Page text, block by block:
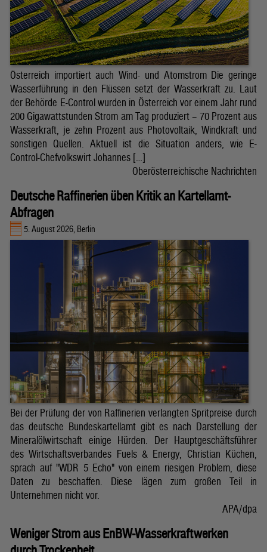
Österreich importiert auch Wind- und Atomstrom Die geringe
Wasserführung in den Flüssen setzt der Wasserkraft zu. Laut
der Behörde E-Control wurden in Österreich vor einem Jahr rund
200 Gigawattstunden Strom am Tag produziert – 70 Prozent aus
Wasserkraft, je zehn Prozent aus Photovoltaik, Windkraft und
sonstigen Quellen. Aktuell ist die Situation anders, wie E-
Control-Chefvolkswirt Johannes […]
Oberösterreichische Nachrichten
Deutsche Raffinerien üben Kritik an Kartellamt-
Abfragen
5. August 2026, Berlin
Bei der Prüfung der von Raffinerien verlangten Spritpreise durch
das deutsche Bundeskartellamt gibt es nach Darstellung der
Mineralölwirtschaft einige Hürden. Der Hauptgeschäftsführer
des Wirtschaftsverbandes Fuels & Energy, Christian Küchen,
sprach auf "WDR 5 Echo" von einem riesigen Problem, diese
Daten zu beschaffen. Diese lägen zum großen Teil in
Unternehmen nicht vor.
APA/dpa
Weniger Strom aus EnBW-Wasserkraftwerken